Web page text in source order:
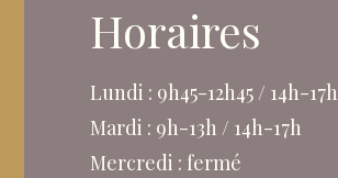
Horaires
Lundi : 9h45-12h45 / 14h-17h
Mardi : 9h-13h / 14h-17h
Mercredi : fermé